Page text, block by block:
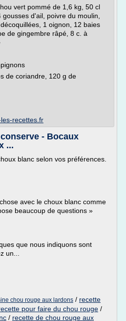
vert pommé de 1,6 kg, 50 cl
d'ail, poivre du moulin,
1 oignon, 12 baies
de gingembre râpé, 8 c. à
de coriandre, 120 g de
recettes.fr
- Bocaux
...
blanc selon vos préférences.
avec le choux blanc comme
beaucoup de questions »
que nous indiquons sont
un...
chou rouge aux lardons / recette
pour faire du chou rouge /
/ recette de chou rouge aux